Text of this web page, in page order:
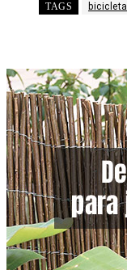
TAGS bicicleta